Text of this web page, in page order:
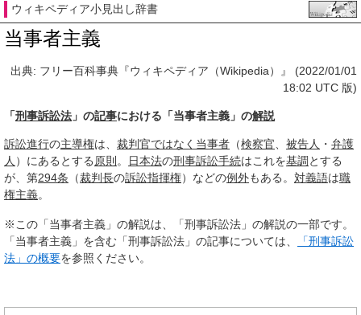
ウィキペディア小見出し辞書
当事者主義
出典: フリー百科事典『ウィキペディア（Wikipedia）』 (2022/01/01
18:02 UTC 版)
「刑事訴訟法 」の記事における「当事者主義」の解説
訴訟進行の主導権は、 裁判官ではなく 当事者 （検察官 被告人 ・ 弁護
人 ）にあるとする 原則 。 日本法の刑事訴訟手続はこれを基調 とする
が、第294条 （裁判長の訴訟指揮権）などの例外もある。 対義語は職
権主義。
※この「当事者主義」の解説は、「刑事訴訟法」の解説の一部です。
「当事者主義」を含む「刑事訴訟法」の記事については、
「刑事訴訟
法」の概要を参照ください。